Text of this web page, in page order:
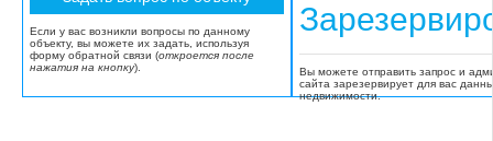
Если у вас возникли вопросы по данному
объекту, вы можете их задать, используя
форму обратной связи (откроется после
нажатия на кнопку).
Вы можете отправить запрос и
сайта зарезервирует для вас
недвижимости.